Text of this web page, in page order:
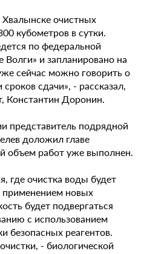
очистных
кубометров в сутки.
по федеральной
и запланировано на
сейчас можно говорить о
сдачи», - рассказал,
Константин Доронин.
представитель подрядной
доложил главе
объем работ уже выполнен.
где очистка воды будет
применением новых
будет подвергаться
с использованием
безопасных реагентов.
- биологической